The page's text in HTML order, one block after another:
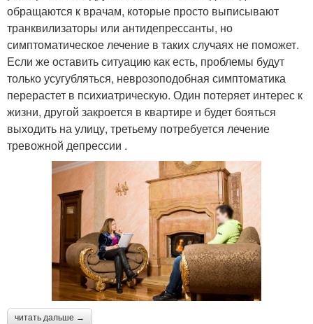
обращаются к врачам, которые просто выписывают
транквилизаторы или антидепрессанты, но
симптоматическое лечение в таких случаях не поможет.
Если же оставить ситуацию как есть, проблемы будут
только усугубляться, неврозоподобная симптоматика
перерастет в психиатрическую. Один потеряет интерес к
жизни, другой закроется в квартире и будет бояться
выходить на улицу, третьему потребуется лечение
тревожной депрессии .
читать дальше →